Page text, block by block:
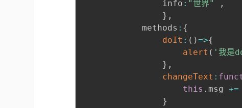
                info
: "世界"
,
} ,
            methods
: {
doIt : ( )=>{
alert ( '我是
} ,
changeText :
this . msg +=
}